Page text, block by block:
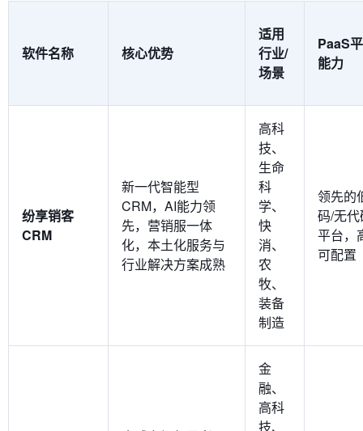
软件名称 核心优势
适用
行业/
场景
PaaS
能力
纷享销客
CRM
新一代智能型
CRM，AI能力领
先，营销服一体
化，本土化服务与
行业解决方案成熟
高科
技、
生命
科
学、
快
消、
农
牧、
装备
制造
领先的
码/无
平台，
可配置
金
融、
高科
技、